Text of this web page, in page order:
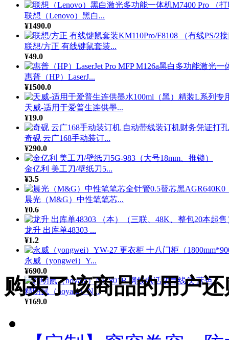
联想（Lenovo）黑白...
¥1490.0
联想/方正 有线键鼠套装...
¥49.0
惠普（HP）LaserJ...
¥1500.0
天威-适用于爱普生连供墨...
¥19.0
奇砚 云广168手动装订...
¥290.0
金亿利 美工刀/壁纸刀5...
¥3.5
晨光（M&G）中性笔笔芯...
¥0.6
龙升 出库单48303 ...
¥1.2
永威（yongwei）Y...
¥690.0
精明鼠（noyafa）N...
¥169.0
购买了该商品的用户